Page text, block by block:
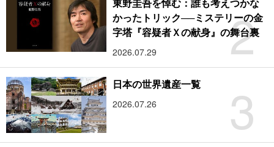
2
かったトリック──ミステリーの金
字塔『容疑者Ｘの献身』の舞台裏
2026.07.29
3
日本の世界遺産一覧
2026.07.26